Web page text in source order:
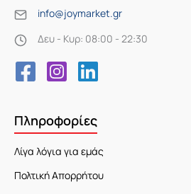
info@joymarket.gr
Δευ - Κυρ: 08:00 - 22:30
Πληροφορίες
Λίγα λόγια για εμάς
Πολτική Απορρήτου